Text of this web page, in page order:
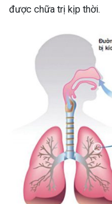
được chữa trị kịp thời.